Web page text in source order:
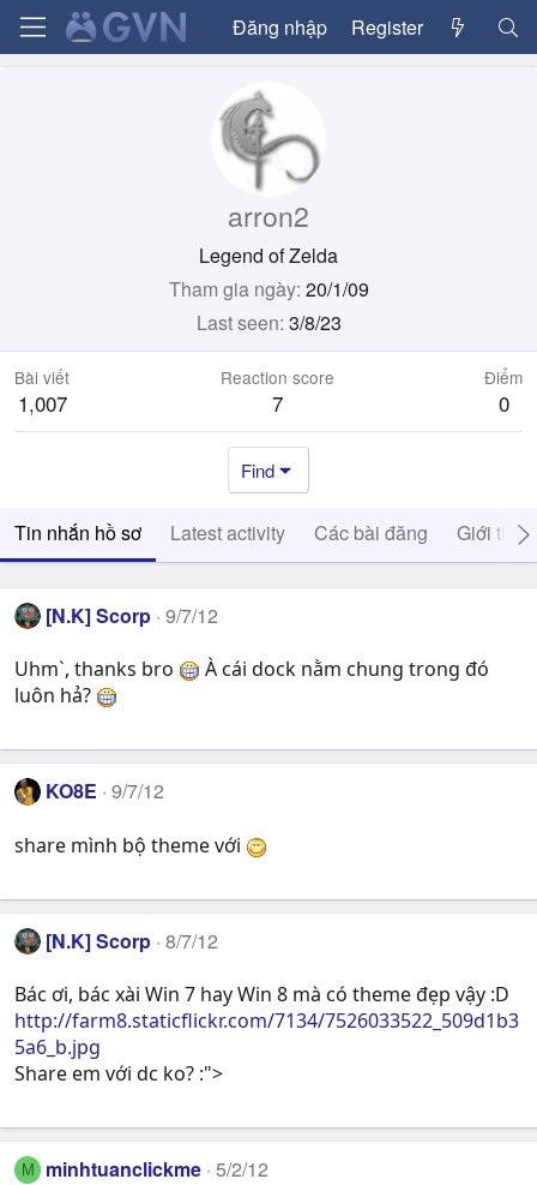
Đăng nhập Register
arron2
Legend of Zelda
Tham gia ngày 20/1/09
Last seen 3/8/23
Bài viết
1,007
Reaction score
7
Điểm
0
Find
Tin nhắn hồ sơ Latest activity Các bài đăng Giới thiệu
[N.K] Scorp 9/7/12
Uhm`, thanks bro
À cái dock nằm chung trong đó
luôn hả?
KO8E 9/7/12
share mình bộ theme với
[N.K] Scorp 8/7/12
Bác ơi, bác xài Win 7 hay Win 8 mà có theme đẹp vậy :D
http://farm8.staticflickr.com/7134/7526033522_509d1b3
5a6_b.jpg
Share em với dc ko? :">
M minhtuanclickme 5/2/12